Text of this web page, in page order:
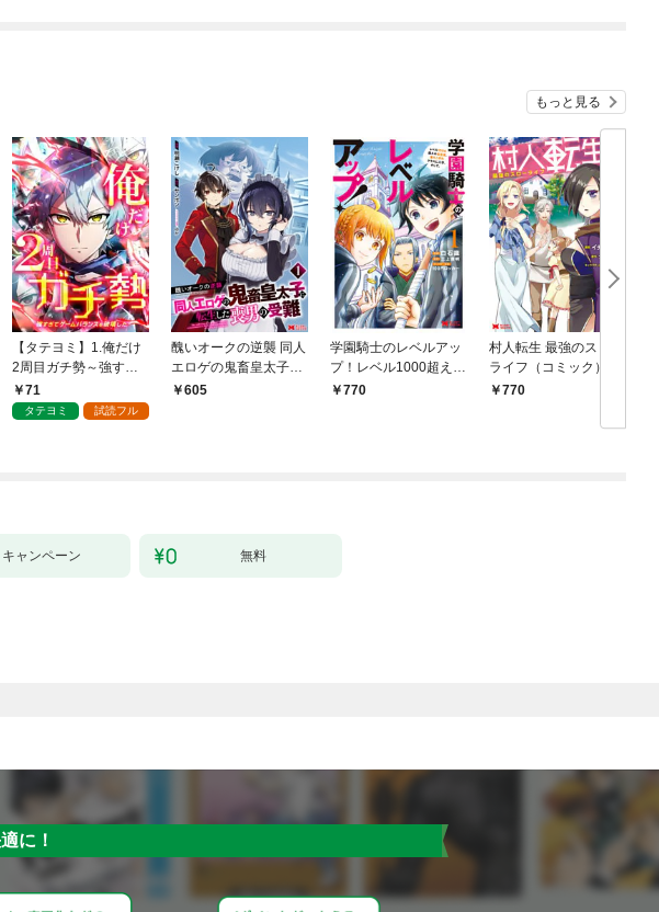
もっと見る
【タテヨミ】1.俺だけ
2周目ガチ勢～強すぎ
てゲームバランスを破
壊した～
71
タテヨミ 試読フル
醜いオークの逆襲 同人
エロゲの鬼畜皇太子に
転生した喪男の受難
605
学園騎士のレベルアッ
プ！レベル1000超えの
転生者、落ちこぼれク
770
村人転生 最強のスロー
ライフ（コミック） 1
770
キャンペーン 無料
に！